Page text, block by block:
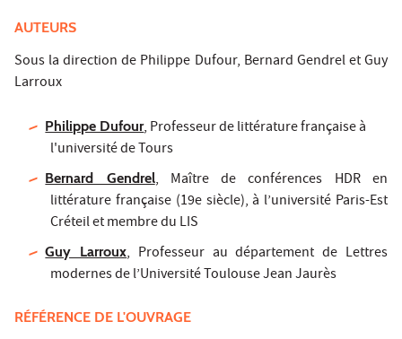
AUTEURS
Sous la direction de Philippe Dufour, Bernard Gendrel et Guy
Larroux
Philippe Dufour, Professeur de littérature française à
l'université de Tours
Bernard Gendrel, Maître de conférences HDR en
littérature française (19e siècle), à l’université Paris-Est
Créteil et membre du LIS
Guy Larroux, Professeur au département de Lettres
modernes de l’Université Toulouse Jean Jaurès
RÉFÉRENCE DE L'OUVRAGE